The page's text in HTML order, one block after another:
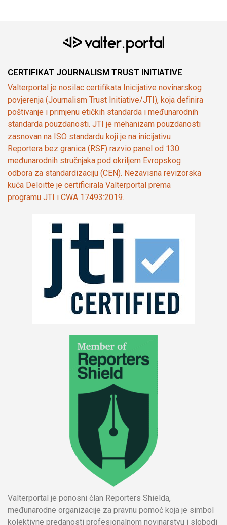
CERTIFIKAT JOURNALISM TRUST INITIATIVE
Valterportal je nosilac certifikata Inicijative novinarskog
povjerenja (Journalism Trust Initiative/JTI), koja definira
poštivanje i primjenu etičkih standarda i međunarodnih
standarda pouzdanosti. JTI je mehanizam pouzdanosti
zasnovan na ISO standardu koji je na inicijativu
Reportera bez granica (RSF) razvio panel od 130
međunarodnih stručnjaka pod okriljem Evropskog
odbora za standardizaciju (CEN). Nezavisna revizorska
kuća Deloitte je certificirala Valterportal prema
programu JTI i CWA 17493:2019.
Valterportal je ponosni član Reporters Shielda,
međunarodne organizacije za pravnu pomoć koja je simbol
kolektivne predanosti profesionalnom novinarstvu i slobodi